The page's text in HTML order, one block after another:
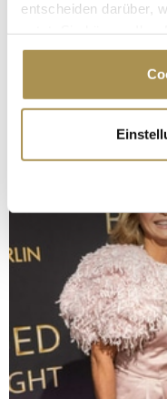
entscheiden darüber,
Cookie-Erklärung
Trigger Symbol
Informationen
erfassen, welche
bestimmten
Erfahren Sie mehr
verarbeitet werden,
Abschnitt
Wir verwenden
personalisieren,
zu können und die